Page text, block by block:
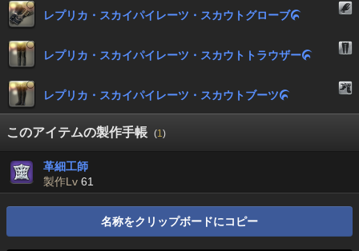
レプリカ・スカイパイレーツ・スカウトグローブ
レプリカ・スカイパイレーツ・スカウトトラウザー
レプリカ・スカイパイレーツ・スカウトブーツ
このアイテムの製作手帳 (1)
革細工師
製作Lv 61
名称をクリップボードにコピー